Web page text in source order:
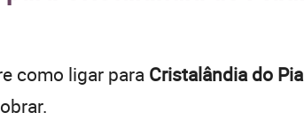
como ligar para Cristalândia do